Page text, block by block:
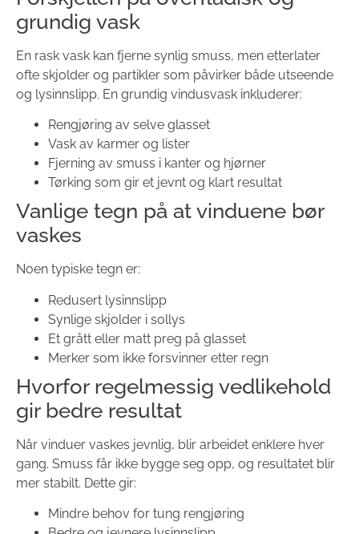
grundig vask
En rask vask kan fjerne synlig smuss, men etterlater
ofte skjolder og partikler som påvirker både utseende
og lysinnslipp. En grundig vindusvask inkluderer:
Rengjøring av selve glasset
Vask av karmer og lister
Fjerning av smuss i kanter og hjørner
Tørking som gir et jevnt og klart resultat
Vanlige tegn på at vinduene bør
vaskes
Noen typiske tegn er:
Redusert lysinnslipp
Synlige skjolder i sollys
Et grått eller matt preg på glasset
Merker som ikke forsvinner etter regn
Hvorfor regelmessig vedlikehold
gir bedre resultat
Når vinduer vaskes jevnlig, blir arbeidet enklere hver
gang. Smuss får ikke bygge seg opp, og resultatet blir
mer stabilt. Dette gir:
Mindre behov for tung rengjøring